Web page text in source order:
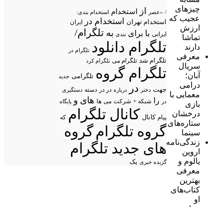
چیزهای
عجیب که
ارزش
تماشا
دارند
معرفی
سریال
آبان؛
درامی
معمایی با
بازی
درخشان
ستاره‌های
سینما
زندگی‌نامه
اروین
یالوم و
معرفی
بهترین
کتاب‌های
او
/ «عصر از استخدام استخدام بندی:
استخدام تهران استخدام در ایران
ایرانی با برای بندی به تلگرام/
تلگرام دانلود تلگرام در
تلگرام شد تلگرام می تلگرام کرد
تلگرام گروه تلگرامی جدید
جهت دختر در درباره در در دسته دستگیری
در
را شبکه + شرکت می ها های و پایگاه
پیام کانال کانال تلگرام که
گروه تلگرامگروه
های جدید تلگرام
گزیده خبری یک